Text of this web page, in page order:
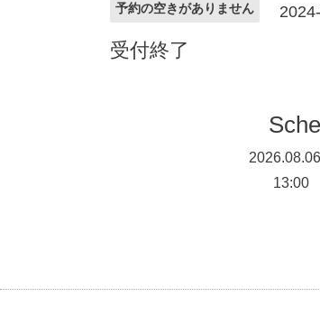
予約の空きがありません
受付終了
13:00